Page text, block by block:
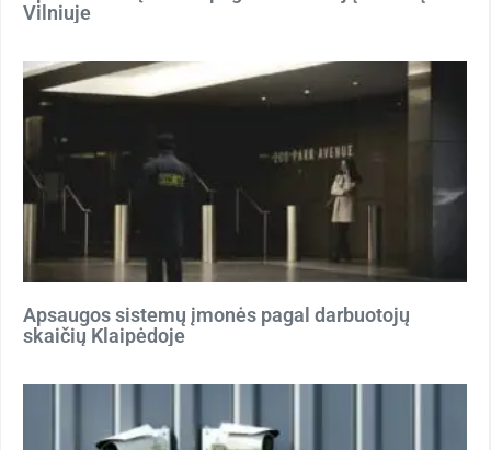
Vilniuje
Apsaugos sistemų įmonės pagal darbuotojų
skaičių Klaipėdoje